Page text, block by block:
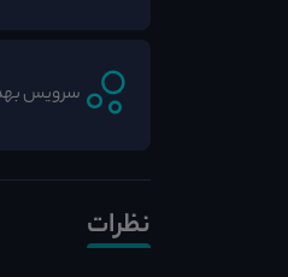
سرویس
نظرات